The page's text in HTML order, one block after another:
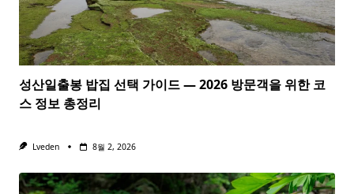
성산일출봉 밥집 선택 가이드 — 2026 방문객을 위한 코
스 정보 총정리
Lveden 8월 2, 2026